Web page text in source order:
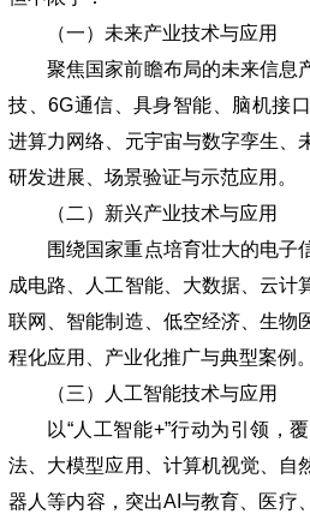
（一）未来产业技术与应用
聚焦国家前瞻布局的未来信息
技、6G通信、具身智能、脑机接
进算力网络、元宇宙与数字孪生、
研发进展、场景验证与示范应用。
（二）新兴产业技术与应用
围绕国家重点培育壮大的电子
成电路、人工智能、大数据、云计
联网、智能制造、低空经济、生物
程化应用、产业化推广与典型案例。
（三）人工智能技术与应用
以“人工智能+”行动为引领，
法、大模型应用、计算机视觉、自
器人等内容，突出AI与教育、医疗